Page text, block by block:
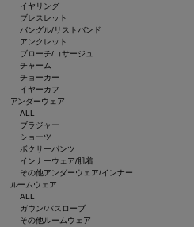
イヤリング
ブレスレット
バングル/リストバンド
アンクレット
ブローチ/コサージュ
チャーム
チョーカー
イヤーカフ
アンダーウェア
ALL
ブラジャー
ショーツ
ボクサーパンツ
インナーウェア/肌着
その他アンダーウェア/インナー
ルームウェア
ALL
ガウン/バスローブ
その他ルームウェア